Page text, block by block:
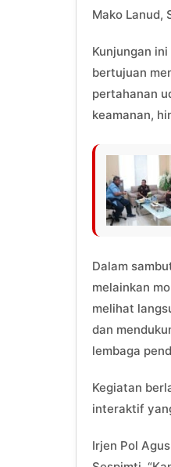
Mako Lanud,
Kunjungan
bertujuan
pertahanan
keamanan,
Dalam
melainkan
melihat
dan
lembaga
Kegiatan
interaktif
Irjen Pol